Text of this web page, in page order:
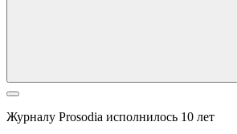
Журналу Prosodia исполнилось 10 лет